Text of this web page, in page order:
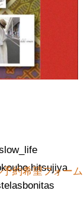
約希望フォーム